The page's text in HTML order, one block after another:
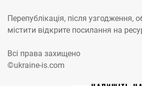
Перепублікація, після узгодження,
містити відкрите посилання на
Всі права захищено
©ukraine-is.com